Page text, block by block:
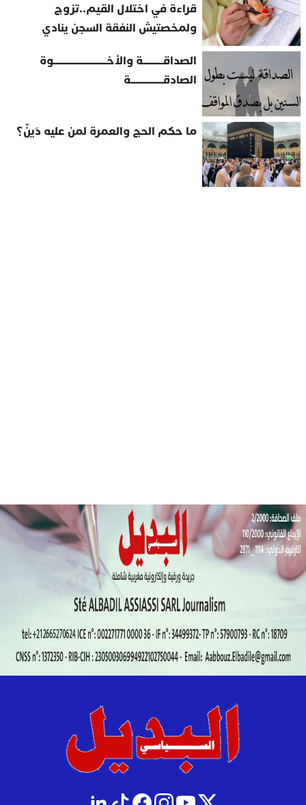
قراءة في اختلال القيم..تزوج
ولمخصتيش النفقة السجن ينادي
الصداقــــــــــة والأخــــــــــــــــــــــــــوة
الصادقــــــــــــــــة
ما حكم الحج والعمرة لمن عليه دَينٌ؟